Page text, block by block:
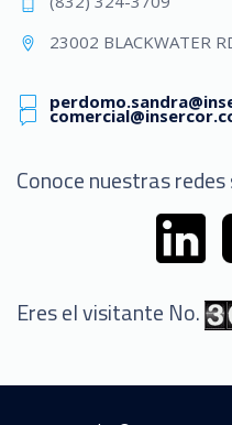
23002 BLACKWATER
Conoce nuestras
Eres el visitante No.